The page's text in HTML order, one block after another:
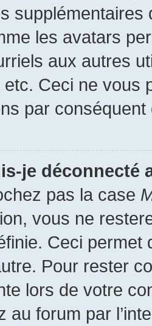
les avatars
aux autres
etc. Ceci ne vous
par conséquent
je déconnecté
pas la case
vous ne
Ceci permet
Pour rester
lors de votre
au forum par